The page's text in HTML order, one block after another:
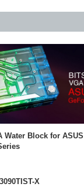
Water Block for
X